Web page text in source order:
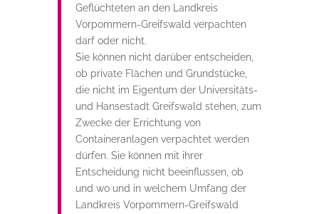
Geflüchteten an den Landkreis
Vorpommern-Greifswald verpachten
darf oder nicht.
Sie können nicht darüber entscheiden,
ob private Flächen und Grundstücke,
die nicht im Eigentum der Universitäts-
und Hansestadt Greifswald stehen, zum
Zwecke der Errichtung von
Containeranlagen verpachtet werden
dürfen. Sie können mit ihrer
Entscheidung nicht beeinflussen, ob
und wo und in welchem Umfang der
Landkreis Vorpommern-Greifswald